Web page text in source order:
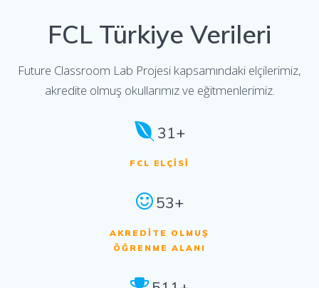
FCL Türkiye Verileri
Future Classroom Lab Projesi kapsamındaki elçilerimiz,
akredite olmuş okullarımız ve eğitmenlerimiz.
31+
FCL ELÇISI
53+
AKREDITE OLMUŞ
ÖĞRENME ALANI